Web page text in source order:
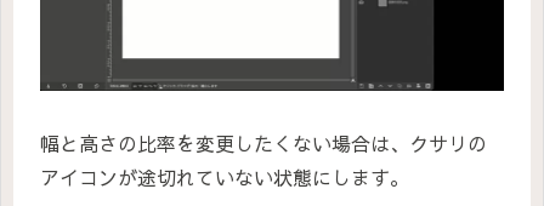
幅と高さの比率を変更したくない場合は、クサリの
アイコンが途切れていない状態にします。